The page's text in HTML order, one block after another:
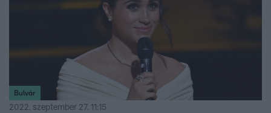
Bulvár
2022. szeptember 27. 11:15